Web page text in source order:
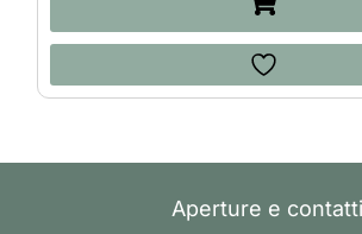
Aperture e contatti